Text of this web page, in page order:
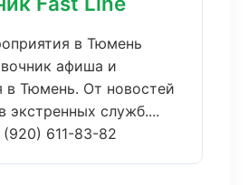
в Тюмень
афиша и
в Тюмень. От новостей
экстренных служб....
(920) 611-83-82